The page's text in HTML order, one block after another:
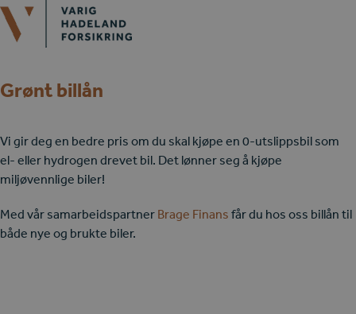
Skip
to
content
Open
mobile
menu
Close
mobile
menu
Grønt billån
Vi gir deg en bedre pris om du skal kjøpe en 0-utslippsbil som
el- eller hydrogen drevet bil. Det lønner seg å kjøpe
miljøvennlige biler!
Med vår samarbeidspartner Brage Finans får du hos oss billån til
både nye og brukte biler.